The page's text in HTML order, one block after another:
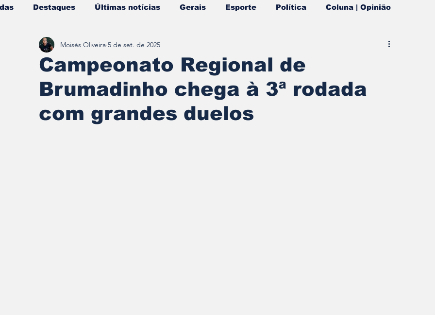
Destaques Últimas notícias Gerais Esporte Política Coluna | Opinião
Redescobrindo Brumadinho
Campeonato Regional de
Brumadinho chega à 3ª rodada
com grandes duelos
Moisés Oliveira 5 de set. de 2025